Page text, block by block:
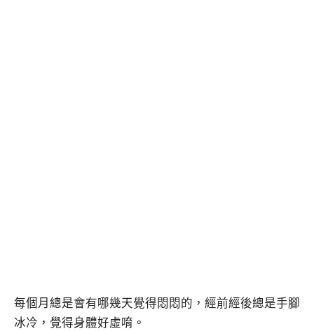
每個月總是會有哪幾天覺得悶悶的，經前經後總是手腳
冰冷，覺得身體好虛唷。